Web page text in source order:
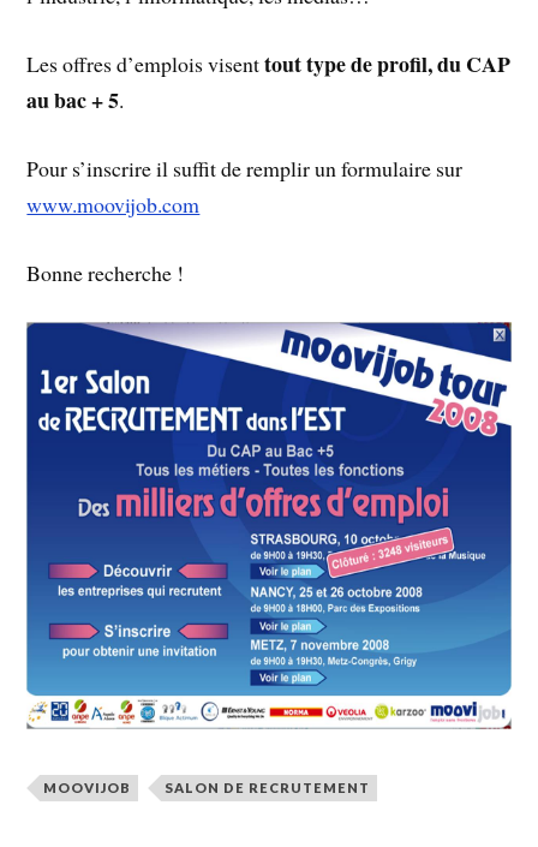
Les offres d’emplois visenttout type de profil, du CAP
au bac + 5.
Pour s’inscrire il suffit de remplir un formulaire sur
www.moovijob.com
Bonne recherche !
MOOVIJOB SALON DE RECRUTEMENT